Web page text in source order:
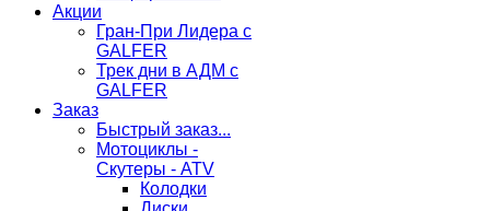
Акции
Гран-При Лидера c
GALFER
Трек дни в АДМ с
GALFER
Заказ
Быстрый заказ...
Мотоциклы -
Скутеры - ATV
Колодки